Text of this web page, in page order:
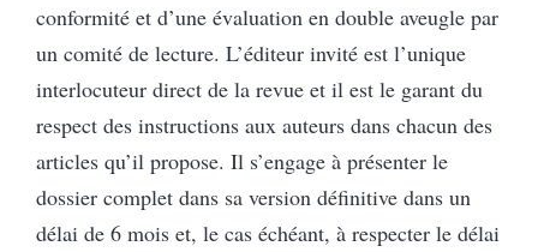
conformité et d’une évaluation en double aveugle par
un comité de lecture. L’éditeur invité est l’unique
interlocuteur direct de la revue et il est le garant du
respect des instructions aux auteurs dans chacun des
articles qu’il propose. Il s’engage à présenter le
dossier complet dans sa version définitive dans un
délai de 6 mois et, le cas échéant, à respecter le délai